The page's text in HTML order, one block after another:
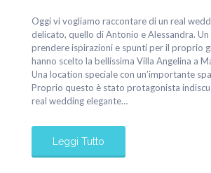
Oggi vi vogliamo raccontare di un real
delicato, quello di Antonio e Alessandra.
prendere ispirazioni e spunti per il proprio
hanno scelto la bellissima Villa Angelina a
Una location speciale con un’importante
Proprio questo è stato protagonista
real wedding elegante…
Leggi Tutto